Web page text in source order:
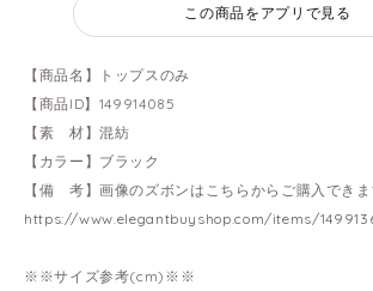
この商品をアプリで見る
【商品名】トップスのみ
【商品ID】149914085
【素 材】混紡
【カラー】ブラック
【備 考】画像のズボンはこちらからご購入できま
https://www.elegantbuyshop.com/items/
※※サイズ参考(cm)※※